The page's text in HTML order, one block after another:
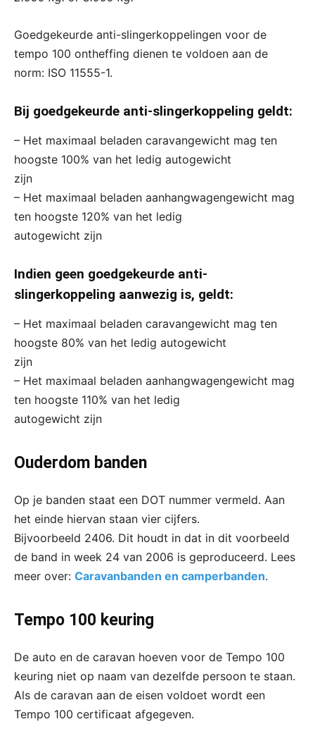
Goedgekeurde anti-slingerkoppelingen voor de
tempo 100 ontheffing dienen te voldoen aan de
norm: ISO 11555-1.
Bij goedgekeurde anti-slingerkoppeling geldt:
– Het maximaal beladen caravangewicht mag ten
hoogste 100% van het ledig autogewicht
zijn
– Het maximaal beladen aanhangwagengewicht mag
ten hoogste 120% van het ledig
autogewicht zijn
Indien geen goedgekeurde anti-
slingerkoppeling aanwezig is, geldt:
– Het maximaal beladen caravangewicht mag ten
hoogste 80% van het ledig autogewicht
zijn
– Het maximaal beladen aanhangwagengewicht mag
ten hoogste 110% van het ledig
autogewicht zijn
Ouderdom banden
Op je banden staat een DOT nummer vermeld. Aan
het einde hiervan staan vier cijfers.
Bijvoorbeeld 2406. Dit houdt in dat in dit voorbeeld
de band in week 24 van 2006 is geproduceerd. Lees
meer over: Caravanbanden en camperbanden.
Tempo 100 keuring
De auto en de caravan hoeven voor de Tempo 100
keuring niet op naam van dezelfde persoon te staan.
Als de caravan aan de eisen voldoet wordt een
Tempo 100 certificaat afgegeven.